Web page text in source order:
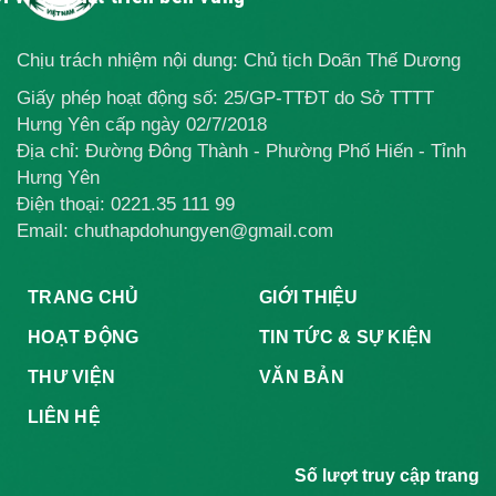
GIAI ĐOẠN
Chịu trách nhiệm nội dung: Chủ tịch Doãn Thế Dương
Giấy phép hoạt động số: 25/GP-TTĐT do Sở TTTT
Hưng Yên cấp ngày 02/7/2018
Địa chỉ: Đường Đông Thành - Phường Phố Hiến - Tỉnh
Hưng Yên
Điện thoại: 0221.35 111 99
Email: chuthapdohungyen@gmail.com
TRANG CHỦ GIỚI THIỆU
HOẠT ĐỘNG TIN TỨC & SỰ KIỆN
THƯ VIỆN VĂN BẢN
LIÊN HỆ
Số lượt truy cập trang